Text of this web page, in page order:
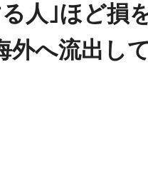
人｣ほど損
へ流出し